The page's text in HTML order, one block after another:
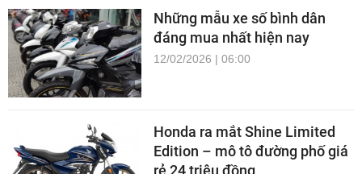
Những mẫu xe số bình dân
đáng mua nhất hiện nay
12/02/2026 | 06:00
Honda ra mắt Shine Limited
Edition – mô tô đường phố giá
rẻ 24 triệu đồng